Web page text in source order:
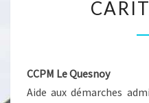
CCPM Le Quesnoy
Aide aux démarches